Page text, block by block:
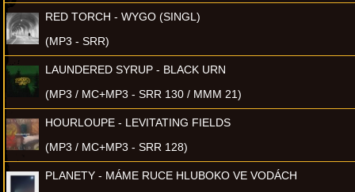
RED TORCH - WYGO (SINGL)
(MP3 - SRR)
LAUNDERED SYRUP - BLACK URN
(MP3 / MC+MP3 - SRR 130 / MMM 21)
HOURLOUPE - LEVITATING FIELDS
(MP3 / MC+MP3 - SRR 128)
PLANETY - MÁME RUCE HLUBOKO VE VODÁCH